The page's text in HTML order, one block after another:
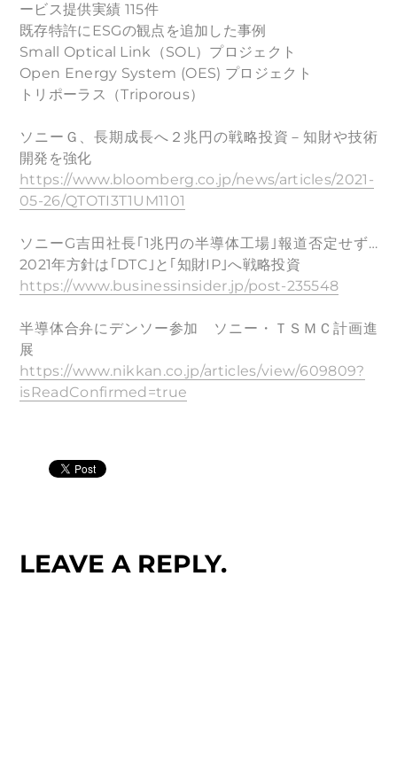
ービス提供実績 115件
既存特許にESGの観点を追加した事例
Small Optical Link（SOL）プロジェクト
Open Energy System (OES) プロジェクト
トリポーラス（Triporous）
ソニーＧ、長期成長へ２兆円の戦略投資－知財や技術
開発を強化
https://www.bloomberg.co.jp/news/articles/2021-
05-26/QTOTI3T1UM1101
ソニーG吉田社長｢1兆円の半導体工場｣報道否定せず…
2021年方針は｢DTC｣と｢知財IP｣へ戦略投資
https://www.businessinsider.jp/post-235548
半導体合弁にデンソー参加 ソニー・ＴＳＭＣ計画進
展
https://www.nikkan.co.jp/articles/view/609809?
isReadConfirmed=true
LEAVE A REPLY.